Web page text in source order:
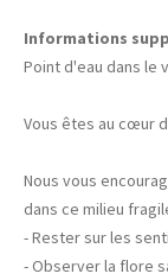
Informations
Point d'eau dans le
Vous êtes au cœur
Nous vous
dans ce milieu
- Rester sur les
- Observer la flore